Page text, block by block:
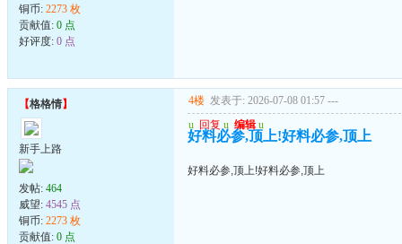
铜币: 2273 枚
贡献值: 0 点
好评度: 0 点
【格格情】
新手上路
发帖: 464
威望: 4545 点
铜币: 2273 枚
贡献值: 0 点
4楼 发表于: 2026-07-08 01:57 ---
u 回复 u 编辑 u
好料必参,顶上!好料必参,顶上
好料必参,顶上!好料必参,顶上